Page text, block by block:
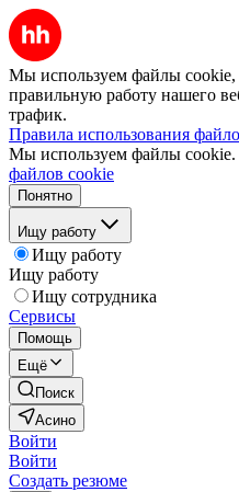
Мы используем файлы cookie,
правильную работу нашего
трафик.
Правила использования
Мы используем файлы cookie.
файлов cookie
Понятно
Ищу работу
Ищу работу
Ищу работу
Ищу сотрудника
Сервисы
Помощь
Ещё
Поиск
Асино
Войти
Войти
Создать резюме